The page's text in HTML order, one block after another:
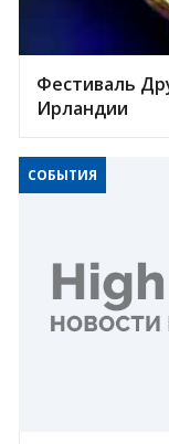
Фестиваль
Ирландии
СОБЫТИЯ